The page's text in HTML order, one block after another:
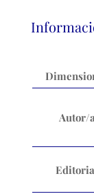
Autor/